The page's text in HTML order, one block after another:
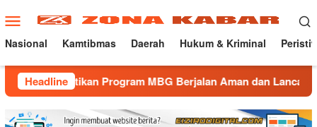
ke
konten
Menu
Mobile
Nasional Kamtibmas Daerah Hukum & Kriminal
Headline
Program MBG Berjalan Aman dan Lancar Gatur